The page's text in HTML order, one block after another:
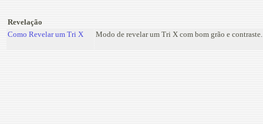
Revelação
Como Revelar um Tri X
Modo de revelar um Tri X com bom grão e contraste.